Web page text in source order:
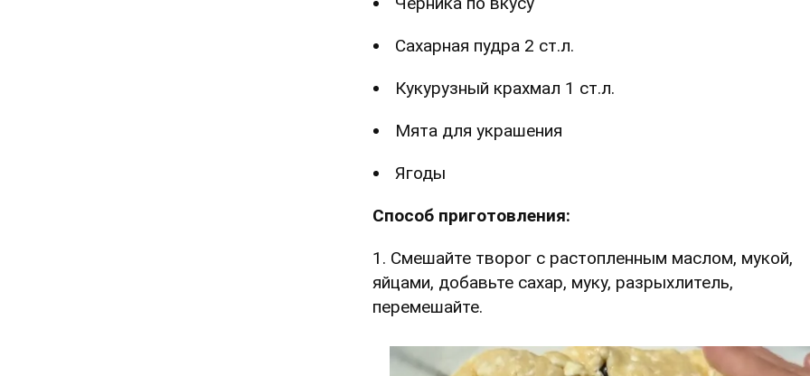
Сахарная пудра 2 ст.л.
Кукурузный крахмал 1 ст.л.
Мята для украшения
Ягоды
Способ приготовления:
1. Смешайте творог с растопленным маслом, мукой,
яйцами, добавьте сахар, муку, разрыхлитель,
перемешайте.